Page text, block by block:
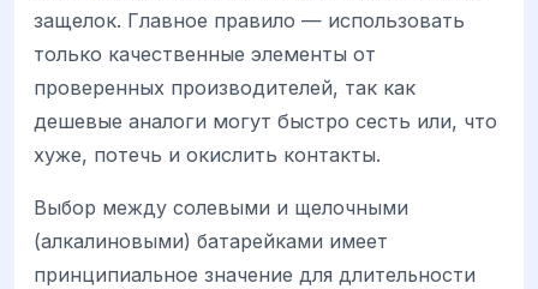
защелок. Главное правило — использовать
только качественные элементы от
проверенных производителей, так как
дешевые аналоги могут быстро сесть или, что
хуже, потечь и окислить контакты.
Выбор между солевыми и щелочными
(алкалиновыми) батарейками имеет
принципиальное значение для длительности